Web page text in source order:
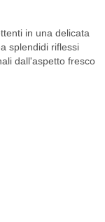
in una delicata
splendidi riflessi
dall'aspetto fresco